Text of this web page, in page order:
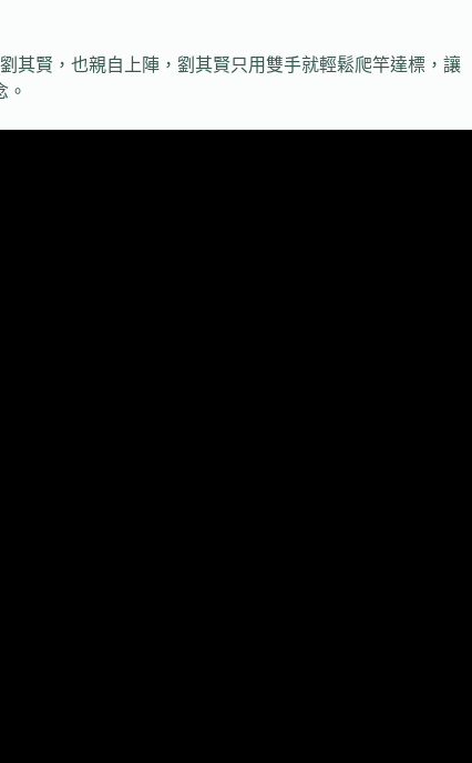
其賢，也親自上陣，劉其賢只用雙手就輕鬆爬竿達標，讓
。